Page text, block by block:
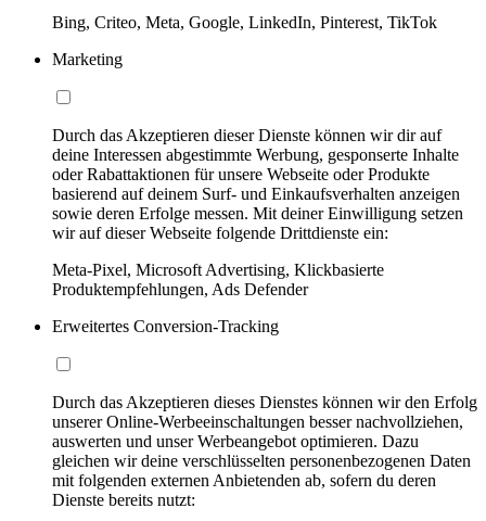
Bing, Criteo, Meta, Google, LinkedIn, Pinterest, TikTok
Marketing
Durch das Akzeptieren dieser Dienste können wir dir auf
deine Interessen abgestimmte Werbung, gesponserte Inhalte
oder Rabattaktionen für unsere Webseite oder Produkte
basierend auf deinem Surf- und Einkaufsverhalten anzeigen
sowie deren Erfolge messen. Mit deiner Einwilligung setzen
wir auf dieser Webseite folgende Drittdienste ein:
Meta-Pixel, Microsoft Advertising, Klickbasierte
Produktempfehlungen, Ads Defender
Erweitertes Conversion-Tracking
Durch das Akzeptieren dieses Dienstes können wir den Erfolg
unserer Online-Werbeeinschaltungen besser nachvollziehen,
auswerten und unser Werbeangebot optimieren. Dazu
gleichen wir deine verschlüsselten personenbezogenen Daten
mit folgenden externen Anbietenden ab, sofern du deren
Dienste bereits nutzt: